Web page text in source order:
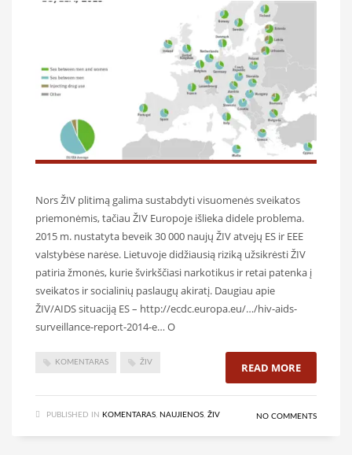
Nors ŽIV plitimą galima sustabdyti visuomenės sveikatos
priemonėmis, tačiau ŽIV Europoje išlieka didele problema.
2015 m. nustatyta beveik 30 000 naujų ŽIV atvejų ES ir EEE
valstybėse narėse. Lietuvoje didžiausią riziką užsikrėsti ŽIV
patiria žmonės, kurie švirkščiasi narkotikus ir retai patenka į
sveikatos ir socialinių paslaugų akiratį. Daugiau apie
ŽIV/AIDS situaciją ES – http://ecdc.europa.eu/…/hiv-aids-
surveillance-report-2014-e… O
KOMENTARAS ŽIV READ MORE
PUBLISHED IN KOMENTARAS, NAUJIENOS, ŽIV NO COMMENTS